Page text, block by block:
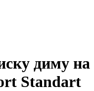
диму на
Standart